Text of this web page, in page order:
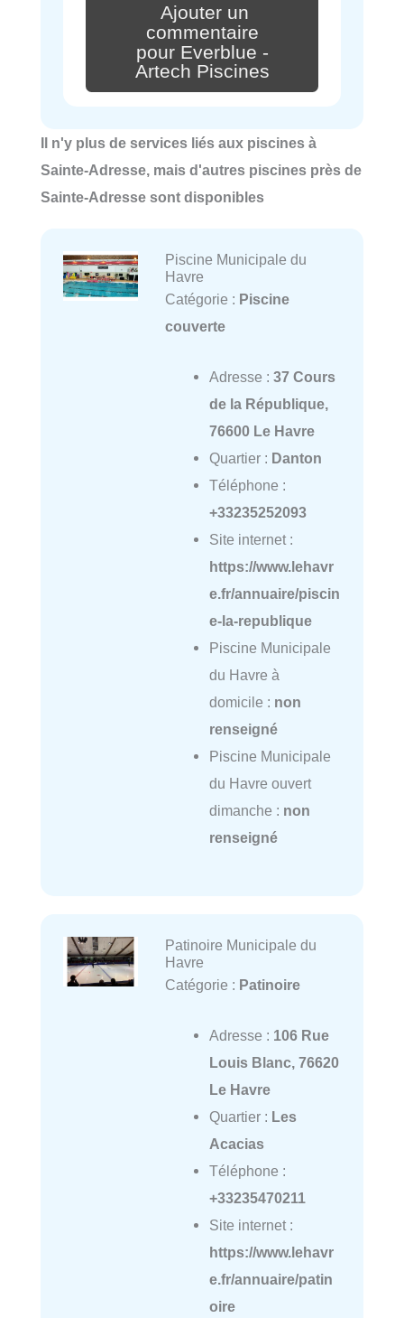
Ajouter un
commentaire
pour Everblue -
Artech Piscines
Il n'y plus de services liés aux piscines à
Sainte-Adresse, mais d'autres piscines près de
Sainte-Adresse sont disponibles
Piscine Municipale du
Havre
Catégorie : Piscine
couverte
Adresse : 37 Cours
de la République,
76600 Le Havre
Quartier : Danton
Téléphone :
+33235252093
Site internet :
https://www.lehavr
e.fr/annuaire/piscin
e-la-republique
Piscine Municipale
du Havre à
domicile : non
renseigné
Piscine Municipale
du Havre ouvert
dimanche : non
renseigné
Patinoire Municipale du
Havre
Catégorie : Patinoire
Adresse : 106 Rue
Louis Blanc, 76620
Le Havre
Quartier : Les
Acacias
Téléphone :
+33235470211
Site internet :
https://www.lehavr
e.fr/annuaire/patin
oire